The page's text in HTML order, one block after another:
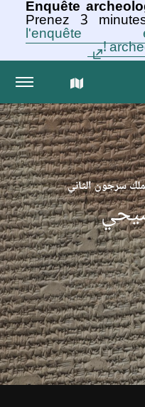
Enquête
Prenez 3
l'enquête
الخريطة
التفاعلية
للمجموعة
سرجون الثاني